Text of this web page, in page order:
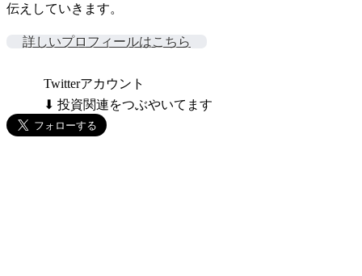
伝えしていきます。
詳しいプロフィールはこちら
Twitterアカウント
⬇ 投資関連をつぶやいてます